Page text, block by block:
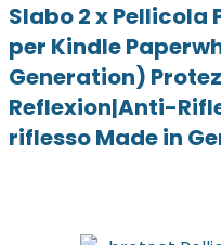
Slabo 2 x
per Kindle
Generation)
Reflexion|Anti-
riflesso Made in